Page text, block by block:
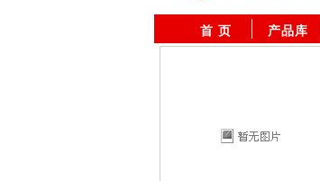
首 页 产品库